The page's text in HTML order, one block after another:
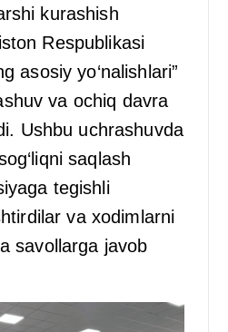
kurashish
Respublikasi
asosiy yo‘nalishlari”
va ochiq davra
Ushbu uchrashuvda
saqlash
tegishli
va xodimlarni
savollarga javob